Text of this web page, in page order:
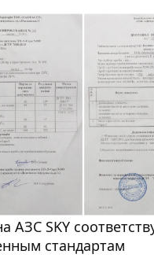
АЗС SKY
стандартам